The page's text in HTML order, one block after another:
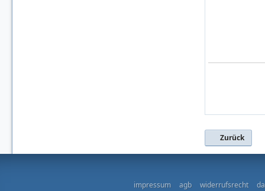
Zurück
impressum agb widerrufsrecht